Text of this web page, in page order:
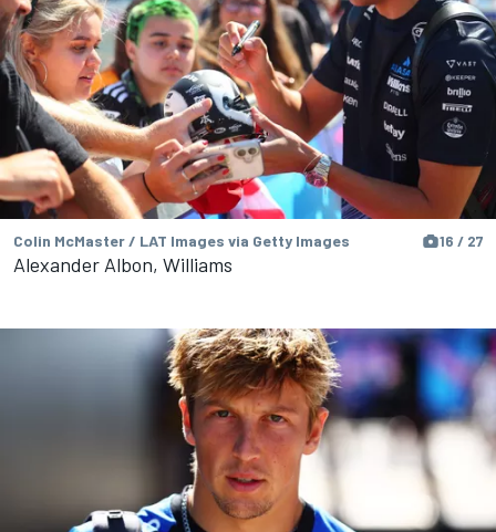
Colin McMaster / LAT Images via Getty Images 16 / 27
Alexander Albon, Williams